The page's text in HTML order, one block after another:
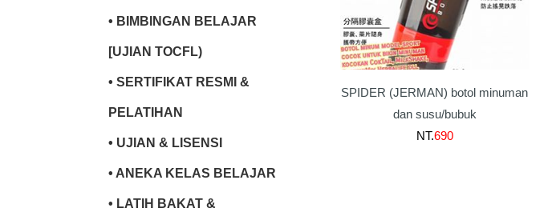
• BIMBINGAN BELAJAR
[UJIAN TOCFL)
• SERTIFIKAT RESMI &
PELATIHAN
• UJIAN & LISENSI
• ANEKA KELAS BELAJAR
• LATIH BAKAT &
SPIDER (JERMAN) botol minuman
dan susu/bubuk
NT.690